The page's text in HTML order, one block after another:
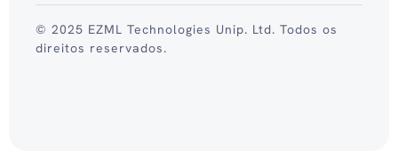
© 2025 EZML Technologies Unip. Ltd. Todos os
direitos reservados.